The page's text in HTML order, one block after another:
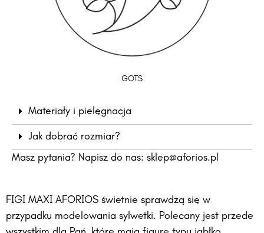
GOTS
Materiały i pielęgnacja
Jak dobrać rozmiar?
Masz pytania? Napisz do nas: sklep@aforios.pl
FIGI MAXI AFORIOS świetnie sprawdzą się w
przypadku modelowania sylwetki. Polecany jest przede